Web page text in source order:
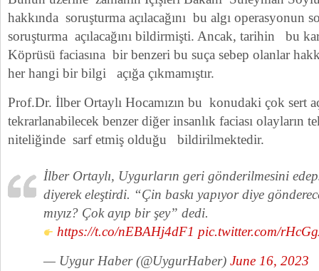
hakkında soruşturma açılacağını bu algı operasyonun
soruşturma açılacağını bildirmişti. Ancak, tarihin bu
Köprüsü faciasına bir benzeri bu suça sebep olanlar
her hangi bir bilgi açığa çıkmamıştır.
Prof.Dr. İlber Ortaylı Hocamızın bu konudaki çok sert
tekrarlanabilecek benzer diğer insanlık faciası olayların
niteliğinde sarf etmiş olduğu bildirilmektedir.
İlber Ortaylı, Uygurların geri gönderilmesini
diyerek eleştirdi. “Çin baskı yapıyor diye
mıyız? Çok ayıp bir şey” dedi.
https://t.co/nEBAHj4dF1 pic.twitter.com/
— Uygur Haber (@UygurHaber) June 16, 2023